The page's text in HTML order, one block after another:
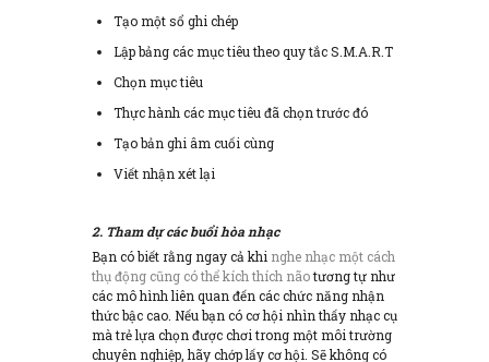
Tạo một sổ ghi chép
Lập bảng các mục tiêu theo quy tắc S.M.A.R.T
Chọn mục tiêu
Thực hành các mục tiêu đã chọn trước đó
Tạo bản ghi âm cuối cùng
Viết nhận xét lại
2. Tham dự các buổi hòa nhạc
Bạn có biết rằng ngay cả khi nghe nhạc một cách
thụ động cũng có thể kích thích nãotương tự như
các mô hình liên quan đến các chức năng nhận
thức bậc cao. Nếu bạn có cơ hội nhìn thấy nhạc cụ
mà trẻ lựa chọn được chơi trong một môi trường
chuyên nghiệp, hãy chớp lấy cơ hội. Sẽ không có